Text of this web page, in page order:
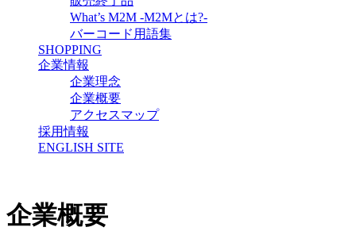
What’s M2M -M2Mとは?-
バーコード用語集
SHOPPING
企業情報
企業理念
企業概要
アクセスマップ
採用情報
ENGLISH SITE
企業概要